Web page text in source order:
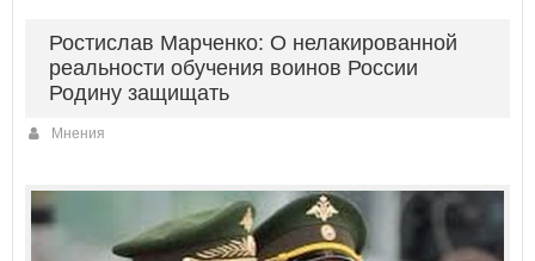
Ростислав Марченко: О нелакированной
реальности обучения воинов России
Родину защищать
Мнения